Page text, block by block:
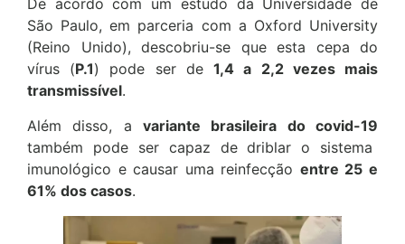
De acordo com um estudo da Universidade de
São Paulo, em parceria com a Oxford University
(Reino Unido), descobriu-se que esta cepa do
vírus (P.1) pode ser de1,4 a 2,2 vezes mais
transmissível.
Além disso, a variante brasileira do covid-19
também pode ser capaz de driblar o sistema
imunológico e causar uma reinfecção entre 25 e
61% dos casos.